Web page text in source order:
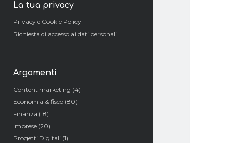
laterale
La tua privacy
Privacy e Cookie Policy
Richiesta di accesso ai dati personali
Argomenti
Content marketing (4)
Economia & fisco(80)
Finanza (18)
Imprese(20)
Progetti Digitali (1)